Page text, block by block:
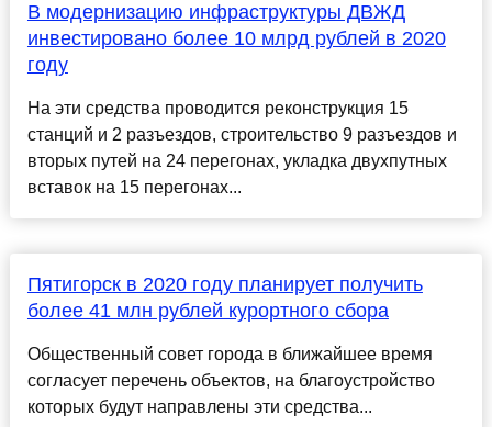
В модернизацию инфраструктуры ДВЖД
инвестировано более 10 млрд рублей в 2020
году
На эти средства проводится реконструкция 15
станций и 2 разъездов, строительство 9 разъездов и
вторых путей на 24 перегонах, укладка двухпутных
вставок на 15 перегонах...
Пятигорск в 2020 году планирует получить
более 41 млн рублей курортного сбора
Общественный совет города в ближайшее время
согласует перечень объектов, на благоустройство
которых будут направлены эти средства...